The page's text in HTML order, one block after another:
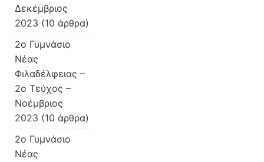
Δεκέμβριος
2023 (10 άρθρα)
2ο Γυμνάσιο
Νέας
Φιλαδέλφειας –
2ο Τεύχος –
Νοέμβριος
2023 (10 άρθρα)
2ο Γυμνάσιο
Νέας